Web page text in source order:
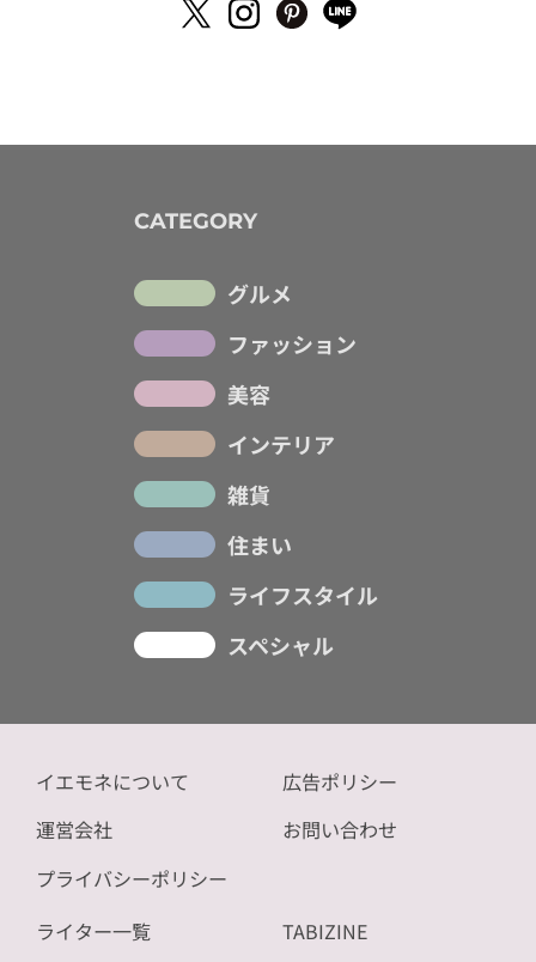
CATEGORY
グルメ
ファッション
美容
インテリア
雑貨
住まい
ライフスタイル
スペシャル
イエモネについて
運営会社
プライバシーポリシー
広告ポリシー
お問い合わせ
ライター一覧 TABIZINE